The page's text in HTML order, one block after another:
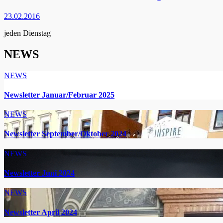
23.02.2016
jeden Dienstag
NEWS
NEWS
Newsletter Januar/Februar 2025
NEWS
Newsletter September/Oktober 2024
NEWS
Newsletter Juni 2024
NEWS
Newsletter April 2024